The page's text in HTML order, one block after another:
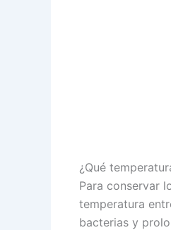
¿Qué
Para conservar
temperatura
bacterias y